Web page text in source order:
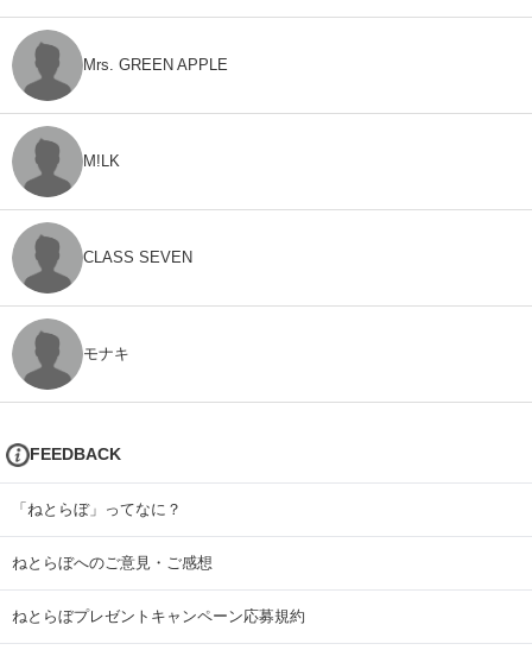
Mrs. GREEN APPLE
M!LK
CLASS SEVEN
モナキ
FEEDBACK
「ねとらぼ」ってなに？
ねとらぼへのご意見・ご感想
ねとらぼプレゼントキャンペーン応募規約